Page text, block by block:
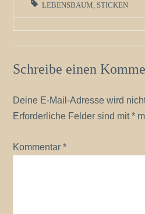
LEBENSBAUM STICKEN
Schreibe einen
Deine E-Mail-Adresse wird
Erforderliche Felder sind mit*
Kommentar*